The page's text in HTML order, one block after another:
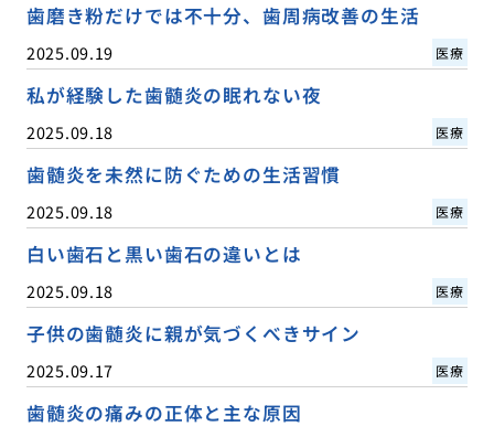
歯磨き粉だけでは不十分、歯周病改善の生活
2025.09.19 医療
私が経験した歯髄炎の眠れない夜
2025.09.18 医療
歯髄炎を未然に防ぐための生活習慣
2025.09.18 医療
白い歯石と黒い歯石の違いとは
2025.09.18 医療
子供の歯髄炎に親が気づくべきサイン
2025.09.17 医療
歯髄炎の痛みの正体と主な原因